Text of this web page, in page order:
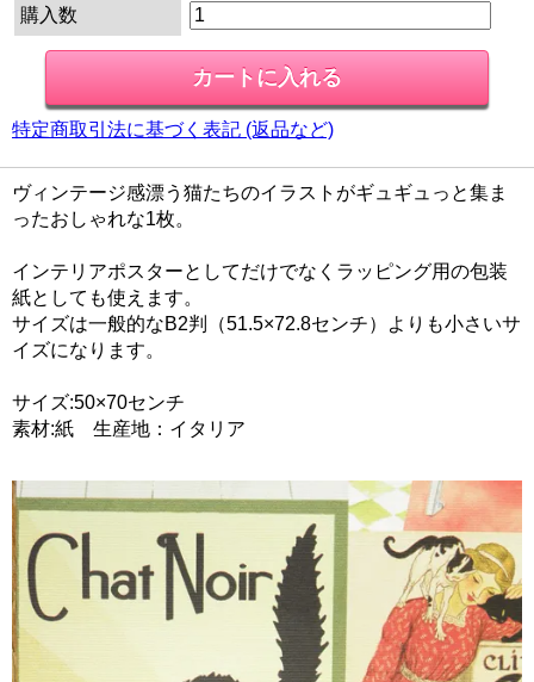
購入数
特定商取引法に基づく表記 (返品など)
ヴィンテージ感漂う猫たちのイラストがギュギュっと集ま
ったおしゃれな1枚。
インテリアポスターとしてだけでなくラッピング用の包装
紙としても使えます。
サイズは一般的なB2判（51.5×72.8センチ）よりも小さいサ
イズになります。
サイズ:50×70センチ
素材:紙 生産地：イタリア